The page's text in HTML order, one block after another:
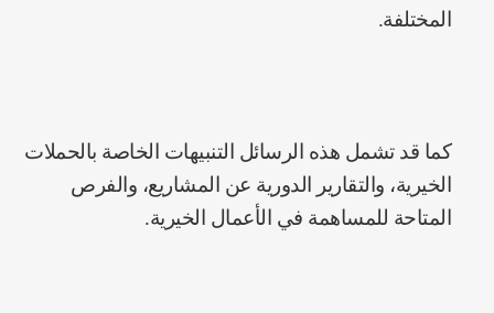
المختلفة.
كما قد تشمل هذه الرسائل التنبيهات الخاصة بالحملات
الخيرية، والتقارير الدورية عن المشاريع، والفرص
المتاحة للمساهمة في الأعمال الخيرية.